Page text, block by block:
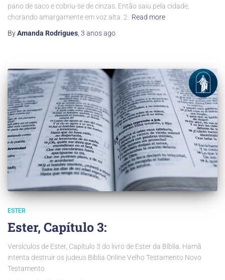
pano de saco e cobriu-se de cinzas. Então saiu pela cidade,
chorando amargamente em voz alta. 2. Read more
ByAmanda Rodrigues, 3 anosago
ESTER
Ester, Capítulo 3:
Versículos de Ester, Capítulo 3 do livro de Ester da Bíblia. Hamã
intenta destruir os judeus Bíblia Online Velho Testamento Novo
Testamento